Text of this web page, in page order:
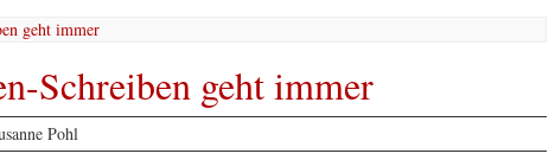
Schreiben geht immer
Pohl